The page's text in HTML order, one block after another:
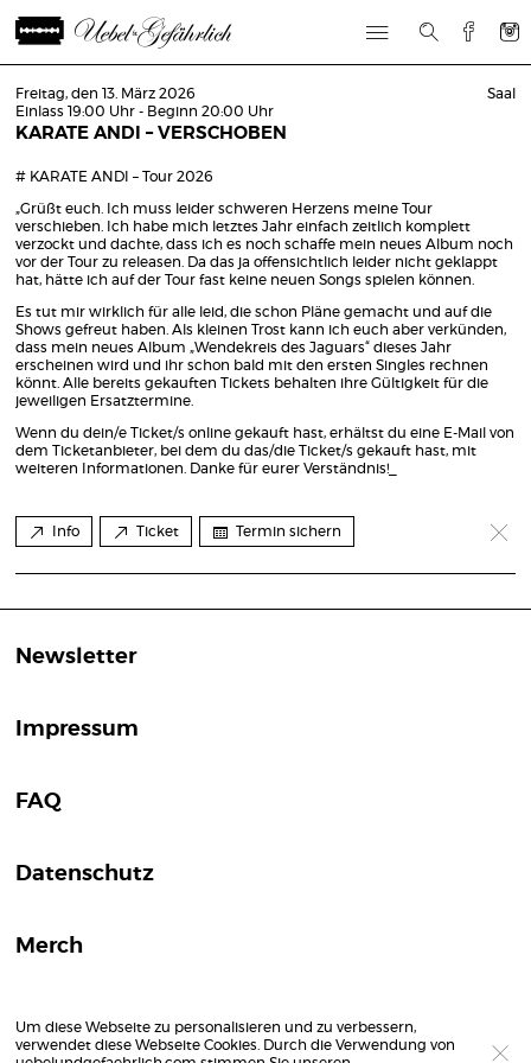
Freitag, den 13. März 2026
Einlass 19:00 Uhr - Beginn 20:00 Uhr
KARATE ANDI – VERSCHOBEN
Saal
# KARATE ANDI – Tour 2026
„Grüßt euch. Ich muss leider schweren Herzens meine Tour
verschieben. Ich habe mich letztes Jahr einfach zeitlich komplett
verzockt und dachte, dass ich es noch schaffe mein neues Album noch
vor der Tour zu releasen. Da das ja offensichtlich leider nicht geklappt
hat, hätte ich auf der Tour fast keine neuen Songs spielen können.
Es tut mir wirklich für alle leid, die schon Pläne gemacht und auf die
Shows gefreut haben. Als kleinen Trost kann ich euch aber verkünden,
dass mein neues Album „Wendekreis des Jaguars“ dieses Jahr
erscheinen wird und ihr schon bald mit den ersten Singles rechnen
könnt. Alle bereits gekauften Tickets behalten ihre Gültigkeit für die
jeweiligen Ersatztermine.
Wenn du dein/e Ticket/s online gekauft hast, erhältst du eine E-Mail von
dem Ticketanbieter, bei dem du das/die Ticket/s gekauft hast, mit
weiteren Informationen. Danke für eurer Verständnis!_
Info Ticket Termin sichern
Newsletter
Impressum
FAQ
Datenschutz
Merch
Um diese Webseite zu personalisieren und zu verbessern,
verwendet diese Webseite Cookies. Durch die Verwendung von